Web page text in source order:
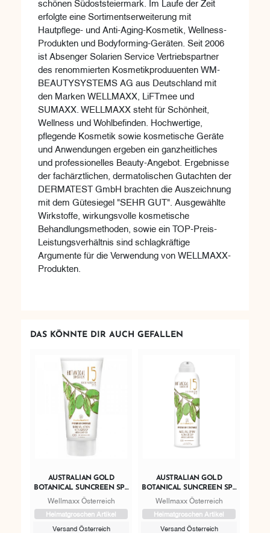
schönen Südoststeiermark. Im Laufe der Zeit
erfolgte eine Sortimentserweiterung mit
Hautpflege- und Anti-Aging-Kosmetik, Wellness-
Produkten und Bodyforming-Geräten. Seit 2006
ist Absenger Solarien Service Vertriebspartner
des renommierten Kosmetikproduuenten WM-
BEAUTYSYSTEMS AG aus Deutschland mit
den Marken WELLMAXX, LiFTmee und
SUMAXX. WELLMAXX steht für Schönheit,
Wellness und Wohlbefinden. Hochwertige,
pflegende Kosmetik sowie kosmetische Geräte
und Anwendungen ergeben ein ganzheitliches
und professionelles Beauty-Angebot. Ergebnisse
der fachärztlichen, dermatolischen Gutachten der
DERMATEST GmbH brachten die Auszeichnung
mit dem Gütesiegel "SEHR GUT". Ausgewählte
Wirkstoffe, wirkungsvolle kosmetische
Behandlungsmethoden, sowie ein TOP-Preis-
Leistungsverhältnis sind schlagkräftige
Argumente für die Verwendung von WELLMAXX-
Produkten.
DAS KÖNNTE DIR AUCH GEFALLEN
AUSTRALIAN GOLD
BOTANICAL SUNCREEN SPF
15 MINERAL LOTION
Wellmaxx Österreich
Heimatgroschen Artikel
Versand Österreich
AUSTRALIAN GOLD
BOTANICAL SUNCREEN SPF
15 NATURAL SPRAY
Wellmaxx Österreich
Heimatgroschen Artikel
Versand Österreich